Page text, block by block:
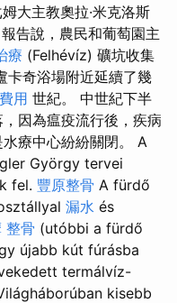
大主教奧拉·米克洛斯
報告說，農民和葡萄園主
療 (Felhévíz) 礦坑收集
卡奇浴場附近延續了幾
用 世紀。 中世紀下半
因為瘟疫流行後，疾病
療中心紛紛關閉。 A
György tervei
fel. 豐原整骨 A fürdő
漏水 és
整骨 (utóbbi a fürdő
újabb kút fúrásba
termálvíz-
kisebb